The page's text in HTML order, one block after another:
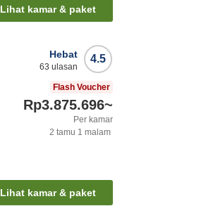
Lihat kamar & paket
4.5
Hebat
63 ulasan
Flash Voucher
Rp3.875.696~
Per kamar
2 tamu 1 malam
Lihat kamar & paket